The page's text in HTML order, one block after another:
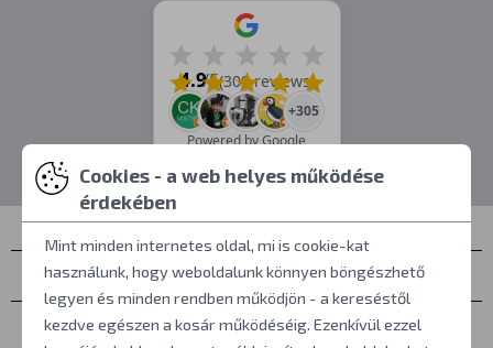
4.9/5(309 reviews)
+305
Powered by Google
Névjegyek
Személyes átvétel
Cookies - a web helyes működése
érdekében
Mint minden internetes oldal, mi is cookie-kat
használunk, hogy weboldalunk könnyen böngészhető
legyen és minden rendben működjön - a kereséstől
kezdve egészen a kosár működéséig. Ezenkívül ezzel